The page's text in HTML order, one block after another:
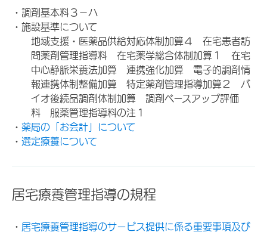
・調剤基本料３－ハ
・施設基準について
地域支援・医薬品供給対応体制加算４ 在宅患者訪
問薬剤管理指導料 在宅薬学総合体制加算１ 在宅
中心静脈栄養法加算 連携強化加算 電子的調剤情
報連携体制整備加算 特定薬剤管理指導加算２ バ
イオ後続品調剤体制加算 調剤ベースアップ評価
料 服薬管理指導料の注１
・ 薬局の「お会計」について
・ 選定療養について
居宅療養管理指導の規程
・ 居宅療養管理指導のサービス提供に係る重要事項及び